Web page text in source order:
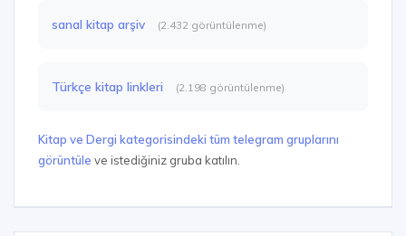
sanal kitap arşiv (2.432 görüntülenme)
Türkçe kitap linkleri (2.198 görüntülenme)
Kitap ve Dergi kategorisindeki tüm telegram gruplarını
görüntüle ve istediğiniz gruba katılın.